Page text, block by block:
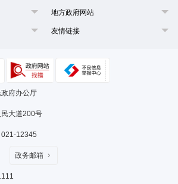
地方政府网站
友情链接
府办公厅
大道200号
12345
政务邮箱